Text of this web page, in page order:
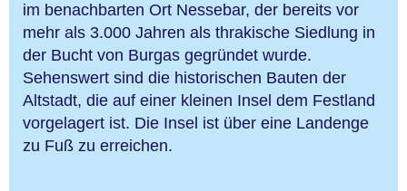
im benachbarten Ort Nessebar, der bereits vor
mehr als 3.000 Jahren als thrakische Siedlung in
der Bucht von Burgas gegründet wurde.
Sehenswert sind die historischen Bauten der
Altstadt, die auf einer kleinen Insel dem Festland
vorgelagert ist. Die Insel ist über eine Landenge
zu Fuß zu erreichen.